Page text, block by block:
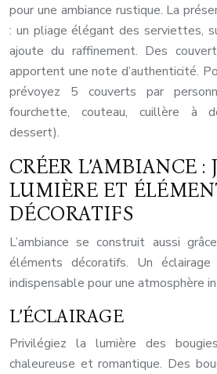
pour une ambiance rustique. La
: un pliage élégant des serviettes,
ajoute du raffinement. Des
apportent une note d’authenticité.
prévoyez 5 couverts par
fourchette, couteau, cuillère à
dessert).
CRÉER L’AMBIANCE :
LUMIÈRE ET
DÉCORATIFS
L’ambiance se construit aussi
éléments décoratifs. Un
indispensable pour une atmosphère
L’ÉCLAIRAGE
Privilégiez la lumière des
chaleureuse et romantique. Des